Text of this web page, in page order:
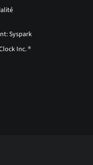
Syspark
Inc. ®